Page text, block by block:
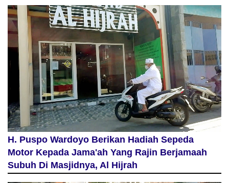
H. Puspo Wardoyo Berikan Hadiah Sepeda
Motor Kepada Jama'ah Yang Rajin Berjamaah
Subuh Di Masjidnya, Al Hijrah